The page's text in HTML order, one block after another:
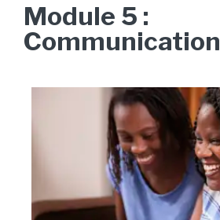
Module 5 :
Communication